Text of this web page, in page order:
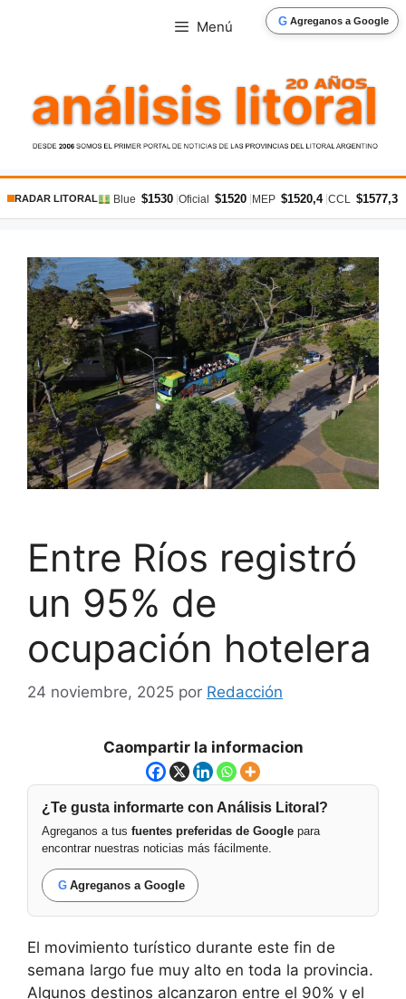
G Agreganos a Google
Menú
RADAR LITORAL Blue $1530 Oficial $1520 MEP $1520,4 CCL $1577,3
Entre Ríos registró
un 95% de
ocupación hotelera
24 noviembre, 2025 por Redacción
Caompartir la informacion
¿Te gusta informarte con Análisis Litoral?
Agreganos a tus fuentes preferidas de Google para
encontrar nuestras noticias más fácilmente.
G Agreganos a Google
El movimiento turístico durante este fin de
semana largo fue muy alto en toda la provincia.
Algunos destinos alcanzaron entre el 90% y el